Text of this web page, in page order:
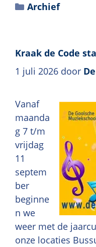
Archief
Kraak de Code
1 juli 2026 door
Vanaf
maanda
g 7 t/m
vrijdag
11
septem
ber
beginne
n we
weer met de
onze locaties